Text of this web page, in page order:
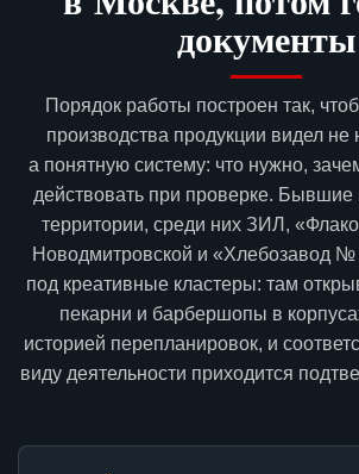
документы
Порядок работы построен так,
производства продукции видел
а понятную систему: что нужно,
действовать при проверке.
территории, среди них ЗИЛ,
Новодмитровской и «Хлебозавод
под креативные кластеры: там
пекарни и барбершопы в
историей перепланировок, и
виду деятельности приходится